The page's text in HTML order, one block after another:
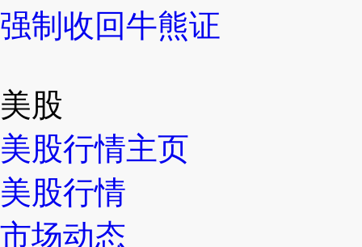
强制收回牛熊证
美股
美股行情主页
美股行情
市场动态